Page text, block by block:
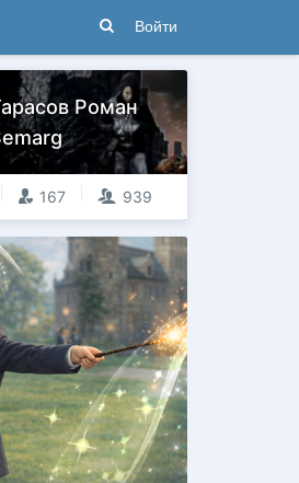
Войти
Роман
167 939